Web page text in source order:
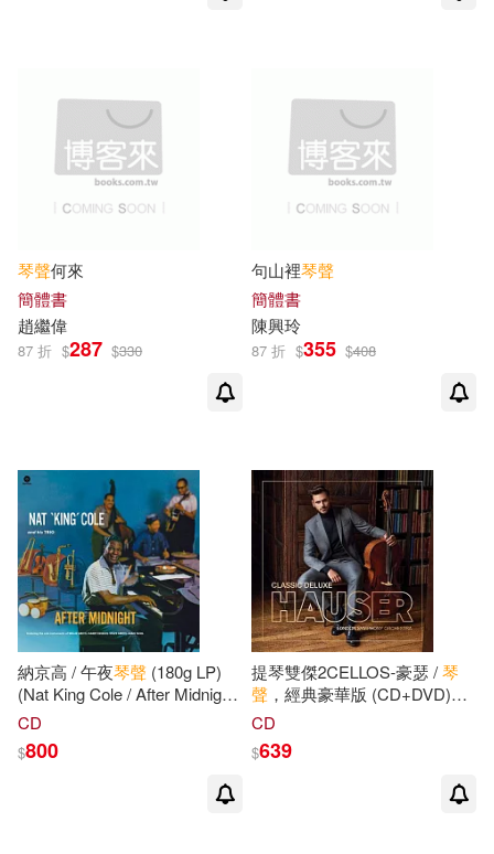
楊帆(1)
楊敏，郭志雲，李鯤(1)
楊楠(1)
洪珮綺(1) 淩瑞蘭(1)
瀋陽音樂學院民族聲樂系編(1)
焦琴聲(1) 王國偉(1)
王宗仁(1) 王惠然(1)
王慧，晉磊(1)
王振山（編訂）(1) 王晨(1)
王爽(1)
myrios classics(1)
ケイ・エム・ピー(1)
ホビージャパン(1)
上海文藝出版社(1)
中國人民大學出版社(1)
中國文史出版社(1)
中國書籍出版社(1)
中國法制出版社(1)
琴聲何來
簡體書
趙繼偉
87 折 $287 $330
句山裡琴聲
簡體書
陳興玲
87 折 $355 $408
納京高 / 午夜琴聲 (180g LP)
(Nat King Cole / After Midnight
(180g LP))
CD
$800
提琴雙傑2CELLOS-豪瑟 /琴
聲 ，經典豪華版 (CD+DVD)
(Hauser / Classic Deluxe
CD
$639